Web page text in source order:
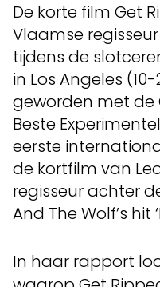
De korte film Get
Vlaamse
tijdens de
in Los Angeles
geworden met de
Beste
eerste
de kortfilm van
regisseur achter
And The Wolf’s hit
In haar rapport